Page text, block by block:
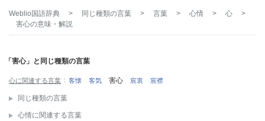
Weblio国語辞典 > 同じ種類の言葉 > 言葉 > 心情 > 心
>
害心の意味・解説
「害心」と同じ種類の言葉
心に関連する言葉 客懐 客気 害心 宸衷 宸襟
同じ種類の言葉
心情に関連する言葉